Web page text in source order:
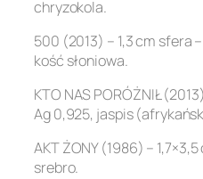
chryzokola.
500 (2013) – 1,3 cm sfera
kość słoniowa.
KTO NAS PORÓŻNIŁ
Ag 0,925, jaspis
AKT ŻONY (1986) –
srebro.